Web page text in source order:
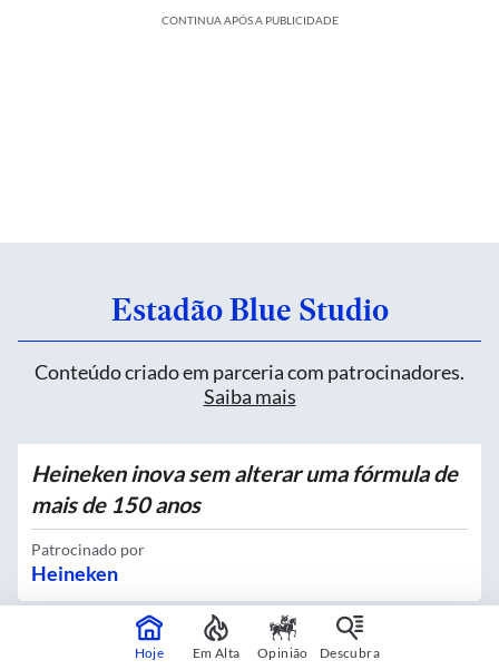
CONTINUA APÓS A PUBLICIDADE
Estadão Blue Studio
Conteúdo criado em parceria com patrocinadores.
Saiba mais
Heineken inova sem alterar uma fórmula de
mais de 150 anos
Patrocinado por
Heineken
Quatro novos Bosques Urbanos recebem
Hoje Em Alta Opinião Descubra